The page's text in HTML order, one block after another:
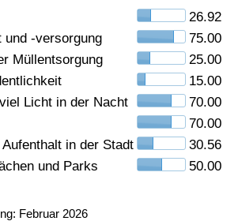
26.92
und -versorgung
75.00
Müllentsorgung
25.00
15.00
Licht in der Nacht
70.00
70.00
in der Stadt
30.56
und Parks
50.00
Februar 2026
Index nach Land
Index (aktuell)